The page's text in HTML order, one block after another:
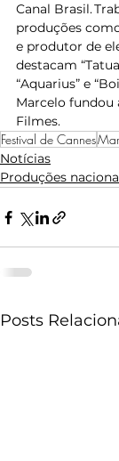
Canal Brasil.
produções
e produtor de
destacam
“Aquarius” e
Marcelo fundou
Filmes.
Festival de Cannes
Notícias
Produções
Posts